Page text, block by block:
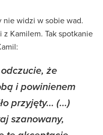
nie widzi w sobie wad.
Kamilem. Tak spotkanie
że
i powinienem
przyjęty... (...)
szanowany,